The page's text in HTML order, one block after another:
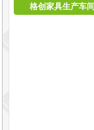
格创家具生产车